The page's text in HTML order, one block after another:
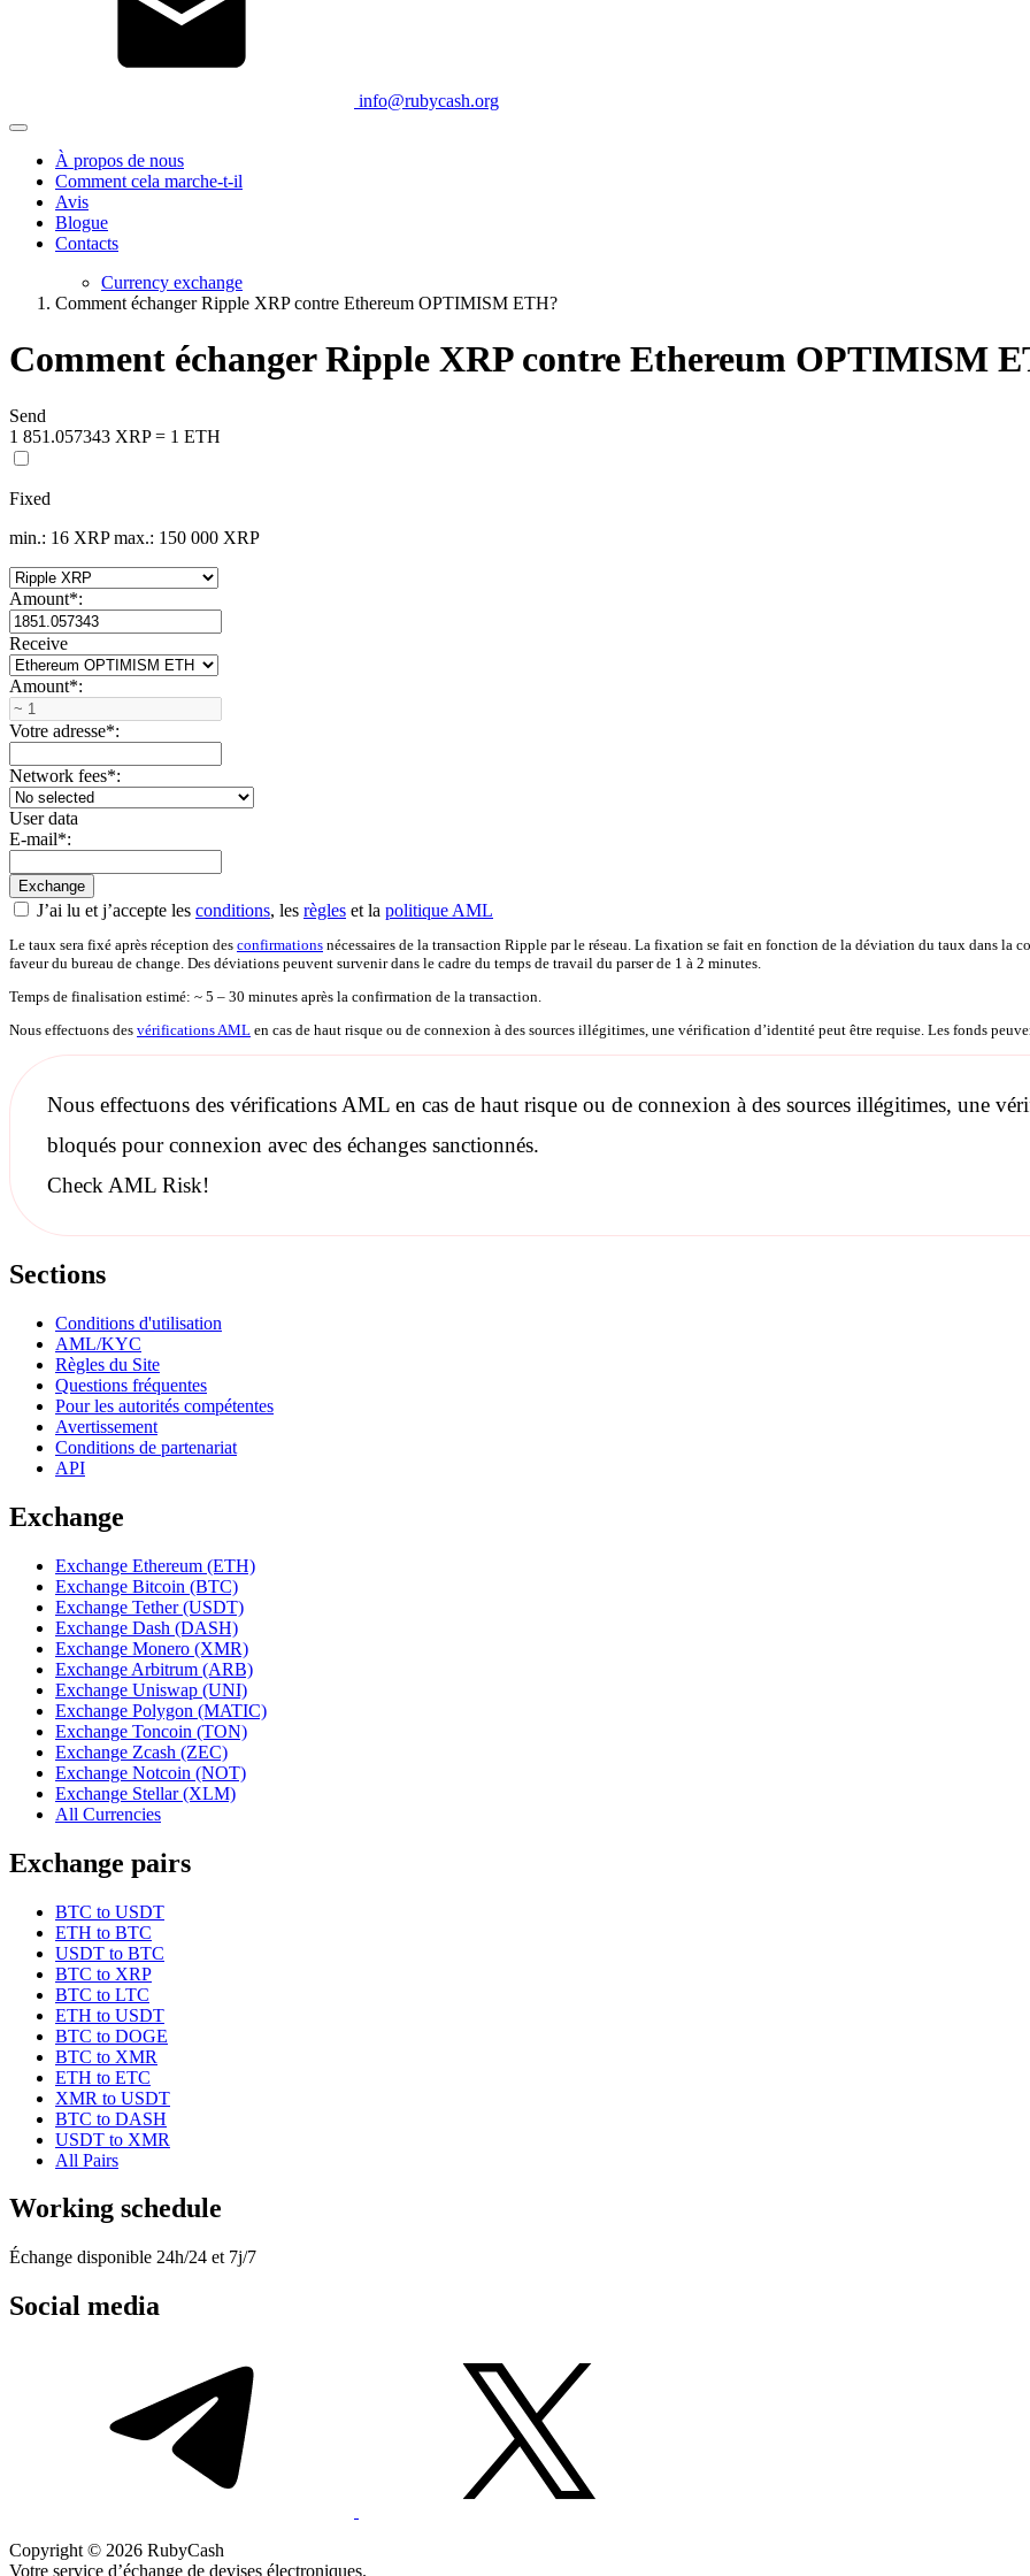
info@rubycash.org
À propos de nous
Comment cela marche-t-il
Avis
Blogue
Contacts
Currency exchange
Comment échanger Ripple XRP contre Ethereum OPTIMISM ETH?
Comment échanger Ripple XRP contre Ethereum OPTIMISM
Send
1 851.057343 XRP = 1 ETH
Fixed
min.: 16 XRP max.: 150 000 XRP
Amount*:
Receive
Amount*:
Votre adresse*:
Network fees*:
User data
E-mail*:
J’ai lu et j’accepte les conditions, les règles et la politique AML
Le taux sera fixé après réception des confirmations nécessaires de la transaction Ripple par le réseau. La fixation se fait en fonction de la déviation du taux dans la
faveur du bureau de change. Des déviations peuvent survenir dans le cadre du temps de travail du parser de 1 à 2 minutes.
Temps de finalisation estimé: ~ 5 – 30 minutes après la confirmation de la transaction.
Nous effectuons des vérifications AML en cas de haut risque ou de connexion à des sources illégitimes, une vérification d’identité peut être requise. Les fonds
Nous effectuons des vérifications AML en cas de haut risque ou de connexion à des sources illégitimes, une
bloqués pour connexion avec des échanges sanctionnés.
Check AML Risk!
Sections
Conditions d'utilisation
AML/KYC
Règles du Site
Questions fréquentes
Pour les autorités compétentes
Avertissement
Conditions de partenariat
API
Exchange
Exchange Ethereum (ETH)
Exchange Bitcoin (BTC)
Exchange Tether (USDT)
Exchange Dash (DASH)
Exchange Monero (XMR)
Exchange Arbitrum (ARB)
Exchange Uniswap (UNI)
Exchange Polygon (MATIC)
Exchange Toncoin (TON)
Exchange Zcash (ZEC)
Exchange Notcoin (NOT)
Exchange Stellar (XLM)
All Currencies
Exchange pairs
BTC to USDT
ETH to BTC
USDT to BTC
BTC to XRP
BTC to LTC
ETH to USDT
BTC to DOGE
BTC to XMR
ETH to ETC
XMR to USDT
BTC to DASH
USDT to XMR
All Pairs
Working schedule
Échange disponible 24h/24 et 7j/7
Social media
Copyright © 2026 RubyCash
Votre service d’échange de devises électroniques.